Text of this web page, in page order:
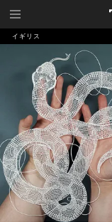
イギリス